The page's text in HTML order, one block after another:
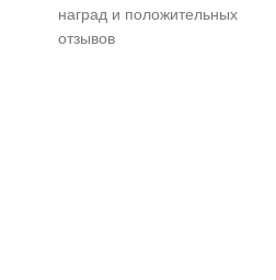
наград и положительных
отзывов